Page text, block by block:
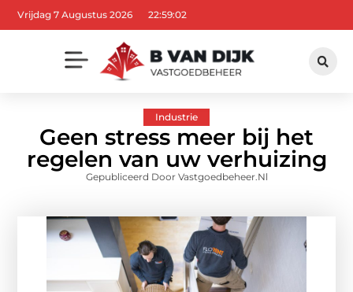
Vrijdag 7 Augustus 2026 22:59:03
Industrie
Geen stress meer bij het
regelen van uw verhuizing
Gepubliceerd Door Vastgoedbeheer.nl